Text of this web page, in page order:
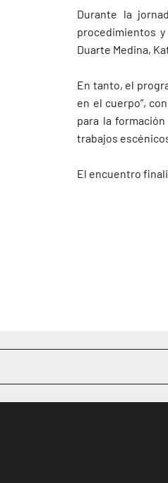
Durante la
procedimientos
Duarte Medina,
En tanto, el
en el cuerpo”,
para la
trabajos
El encuentro